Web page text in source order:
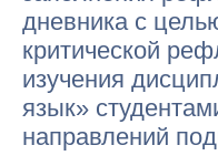
дневника с
критической
изучения
язык»
направлений